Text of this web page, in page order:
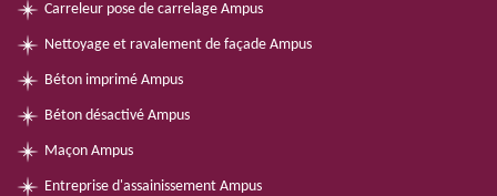
Carreleur pose de carrelage Ampus
Nettoyage et ravalement de façade Ampus
Béton imprimé Ampus
Béton désactivé Ampus
Maçon Ampus
Entreprise d'assainissement Ampus